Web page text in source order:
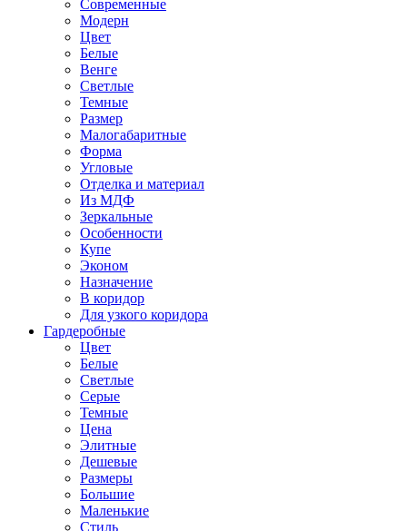
Современные
Модерн
Цвет
Белые
Венге
Светлые
Темные
Размер
Малогабаритные
Форма
Угловые
Отделка и материал
Из МДФ
Зеркальные
Особенности
Купе
Эконом
Назначение
В коридор
Для узкого коридора
Гардеробные
Цвет
Белые
Светлые
Серые
Темные
Цена
Элитные
Дешевые
Размеры
Большие
Маленькие
Стиль